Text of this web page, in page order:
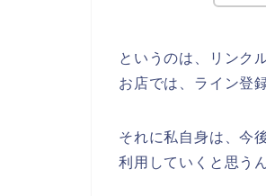
というのは、リンク
お店では、ライン登
それに私自身は、今
利用していくと思う